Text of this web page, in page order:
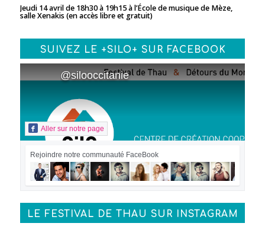
Jeudi 14 avril de 18h30 à 19h15 à l’École de musique de Mèze,
salle Xenakis (en accès libre et gratuit)
SUIVEZ LE +SILO+ SUR FACEBOOK
@silooccitanie
Aller sur notre page
Rejoindre notre communauté FaceBook
LE FESTIVAL DE THAU SUR INSTAGRAM